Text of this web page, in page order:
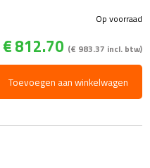
Oorspronkelijke
prijs
was:
€903.00.
€812.70 Huidige
prijs
is:
€812.70.
(€ 983.37 incl. btw)
Op voorraad
Toevoegen aan winkelwagen